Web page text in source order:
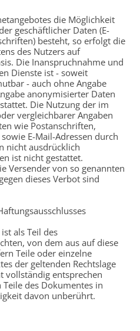
die Möglichkeit
geschäftlicher Daten (E-
besteht, so erfolgt die
des Nutzers auf
Die Inanspruchnahme und
Dienste ist - soweit
- auch ohne Angabe
anonymisierter Daten
Die Nutzung der im
vergleichbarer Angaben
wie Postanschriften,
E-Mail-Adressen durch
nicht ausdrücklich
ist nicht gestattet.
Versender von so genannten
dieses Verbot sind
als Teil des
von dem aus auf diese
Teile oder einzelne
der geltenden Rechtslage
vollständig entsprechen
des Dokumentes in
davon unberührt.